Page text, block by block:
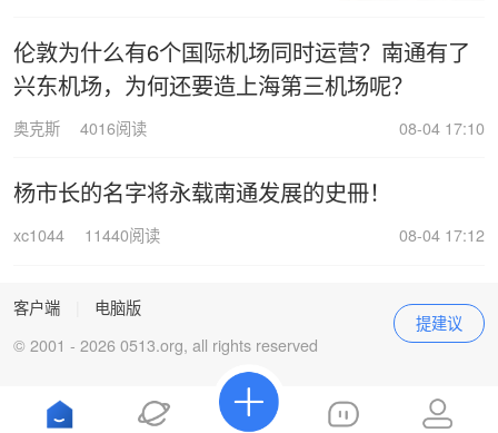
伦敦为什么有6个国际机场同时运营？南通有了
兴东机场，为何还要造上海第三机场呢？
08-04 17:10
奥克斯 4016阅读
杨市长的名字将永载南通发展的史冊！
08-04 17:12
xc1044 11440阅读
提建议
客户端
电脑版
© 2001 - 2026 0513.org, all rights reserved